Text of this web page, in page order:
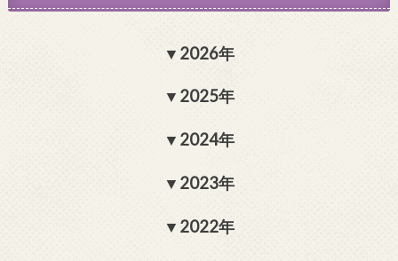
2026年
2025年
2024年
2023年
2022年